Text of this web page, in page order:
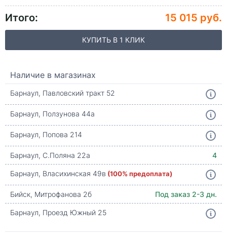
Итого: 15 015 руб.
КУПИТЬ В 1 КЛИК
Наличие в магазинах
Барнаул, Павловский тракт 52
Барнаул, Ползунова 44а
Барнаул, Попова 214
Барнаул, С.Поляна 22а
4
Барнаул, Власихинская 49в (100% предоплата)
Бийск, Митрофанова 2б
Под заказ 2-3 дн.
Барнаул, Проезд Южный 25